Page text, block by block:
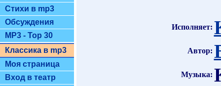
Стихи в mp3
Обсуждения
MP3 - Top 30
Классика в mp3
Моя страница
Вход в театр
Исполняет:
Автор:
Музыка: